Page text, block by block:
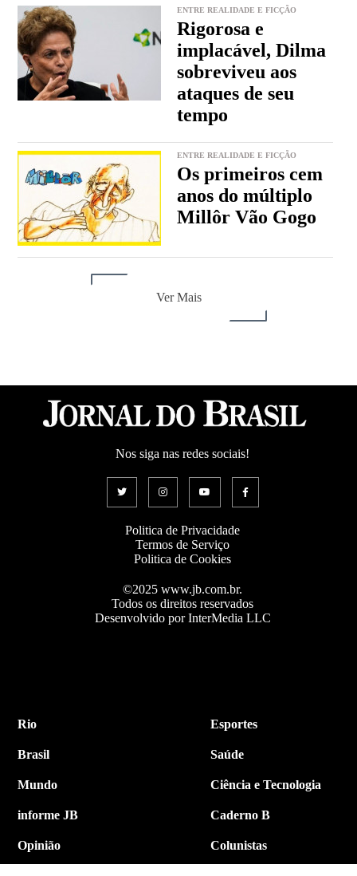
ENTRE REALIDADE E FICÇÃO
Rigorosa e
implacável, Dilma
sobreviveu aos
ataques de seu
tempo
ENTRE REALIDADE E FICÇÃO
Os primeiros cem
anos do múltiplo
Millôr Vão Gogo
Ver Mais
Nos siga nas redes sociais!
Politica de Privacidade
Termos de Serviço
Politica de Cookies
©2025 www.jb.com.br.
Todos os direitos reservados
Desenvolvido por InterMedia LLC
Rio
Brasil
Mundo
informe JB
Opinião
Esportes
Saúde
Ciência e Tecnologia
Caderno B
Colunistas